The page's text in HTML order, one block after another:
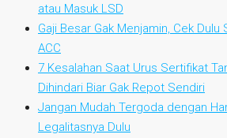
atau Masuk LSD
Gaji Besar Gak Menjamin, Cek Dulu
ACC
7 Kesalahan Saat Urus Sertifikat
Dihindari Biar Gak Repot Sendiri
Jangan Mudah Tergoda dengan
Legalitasnya Dulu